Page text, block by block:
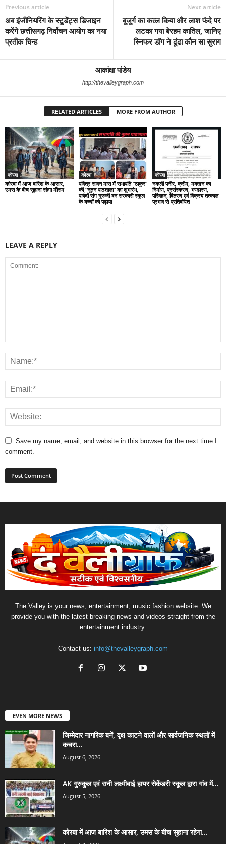
Previous article
अब इंजीनियरिंग के स्टूडेंट्स डिजाइन
करेंगे छत्तीसगढ़ निर्वाचन आयोग का नया
प्रतीक चिन्ह
Next article
बुजुर्ग का कत्ल किया और लाश फंदे पर
लटका गया बेरहम कातिल, जानिए
स्निफर डॉग ने ढूंढा कौन सा सुराग
आकांक्षा पांडेय
http://thevalleygraph.com
RELATED ARTICLES MORE FROM AUTHOR
कोरबा
कोरबा में आज बारिश के आसार,
उमस के बीच सुहाना रहेगा मौसम
कोरबा
पवित्र सावन मास में सभापति “ठाकुर”
की “नूतन पाठशाला” का शुभारंभ,
पार्षदों संग गुरुजी बन सरकारी स्कूल
के बच्चों को पढ़ाया
कोरबा
नकली पनीर, क्रीम, मक्खन का
निर्माण, प्रसंस्करण, भण्डारण,
परिवहन, वितरण एवं विक्रय तत्काल
प्रभाव से प्रतिबंधित
LEAVE A REPLY
Save my name, email, and website in this browser for the next time I
comment.
The Valley is your news, entertainment, music fashion website. We
provide you with the latest breaking news and videos straight from the
entertainment industry.
Contact us: info@thevalleygraph.com
EVEN MORE NEWS
जिम्मेदार नागरिक बनें, वृक्ष काटने वालों और सार्वजनिक स्थलों में
कचरा...
August 6, 2026
AK गुरुकुल एवं रानी लक्ष्मीबाई हायर सेकेंडरी स्कूल द्वारा गांव में...
August 5, 2026
कोरबा में आज बारिश के आसार, उमस के बीच सुहाना रहेगा...